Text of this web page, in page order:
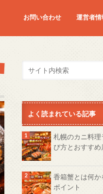
お問い合わせ 運営者
よく読まれている記事
札幌のカニ料
び方とおすすめ
香箱蟹とは何
ポイント